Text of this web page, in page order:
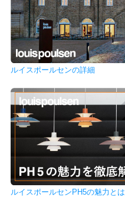
ルイスポールセンの詳細
ルイスポールセンPH5の魅力とは